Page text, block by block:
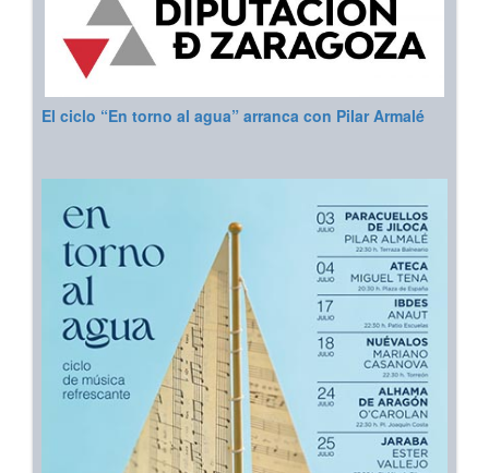
El ciclo “En torno al agua” arranca con Pilar Armalé